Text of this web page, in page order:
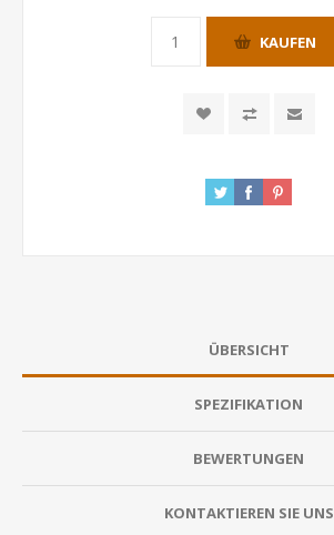
KAUFEN
ÜBERSICHT
SPEZIFIKATION
BEWERTUNGEN
KONTAKTIEREN SIE UNS